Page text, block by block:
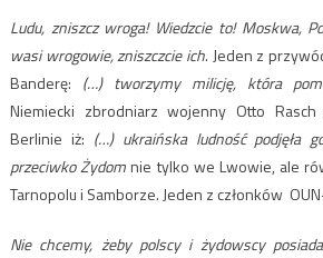
Ludu, zniszcz wroga! Wiedzcie to! Moskwa,
wasi wrogowie, zniszczcie ich. Jeden z
Banderę: (…) tworzymy milicję, która
Niemiecki zbrodniarz wojenny Otto
Berlinie iż: (…) ukraińska ludność podjęła
przeciwko Żydomnie tylko we Lwowie, ale
Tarnopolu i Samborze. Jeden z członków
Nie chcemy, żeby polscy i żydowscy